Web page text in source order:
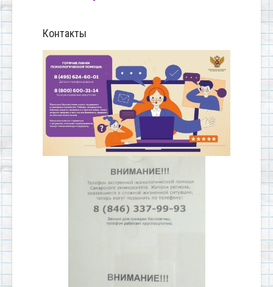
Контакты